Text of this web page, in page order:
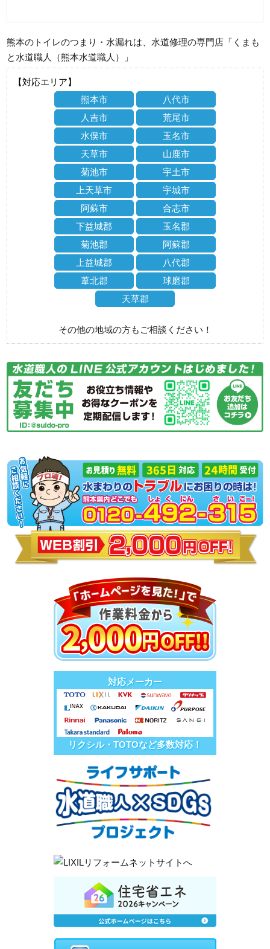
熊本のトイレのつまり・水漏れは、水道修理の専門店「くまも
と水道職人（熊本水道職人）」
【対応エリア】
熊本市
八代市
人吉市
荒尾市
水俣市
玉名市
天草市
山鹿市
菊池市
宇土市
上天草市
宇城市
阿蘇市
合志市
下益城郡
玉名郡
菊池郡
阿蘇郡
上益城郡
八代郡
葦北郡
球磨郡
天草郡
その他の地域の方もご相談ください！
対応メーカー
リクシル・TOTOなど多数対応！